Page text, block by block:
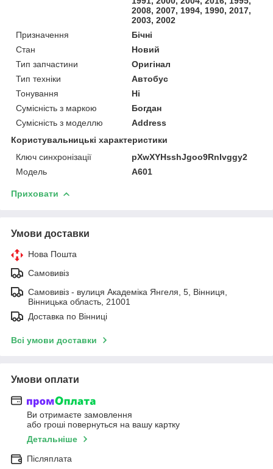
2008, 2007, 1994, 1990, 2017,
2003, 2002
Призначення
Бічні
Стан
Новий
Тип запчастини
Оригінал
Тип техніки
Автобус
Тонування
Ні
Сумісність з маркою
Богдан
Сумісність з моделлю
Address
Користувальницькі характеристики
Ключ синхронізації
pXwXYHsshJgoo9RnIvggy2
Мoдель
А601
Приховати
Умови доставки
Нова Пошта
Самовивіз
Самовивіз - вулиця Академіка Янгеля, 5, Вінниця,
Вінницька область, 21001
Доставка по Вінниці
Всі умови доставки
Умови оплати
Ви отримаєте замовлення
або гроші повернуться на вашу картку
Детальніше
Післяплата